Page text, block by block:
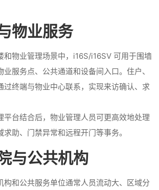
物业服务
和物业管理场景中，i16S/i16SV 可用于围墙
服务点、公共通道和设备间入口。住户、
过终端与物业中心联系，实现来访确认、求
平台结合后，物业管理人员可更高效地处理
助、门禁异常和远程开门等事务。
与公共机构
构和公共服务单位通常人员流动大、区域分